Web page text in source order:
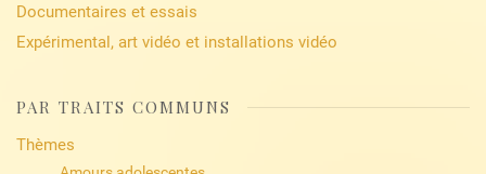
Documentaires et essais
Expérimental, art vidéo et installations vidéo
PAR TRAITS COMMUNS
Thèmes